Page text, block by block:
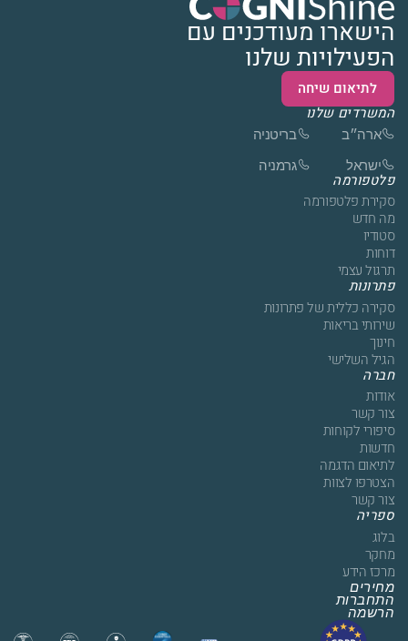
הישארו מעודכנים עם
הפעילויות שלנו
לתיאום שיחה
המשרדים שלנו
ארה״ב
בריטניה
ישראל
גרמניה
פלטפורמה
סקירת פלטפורמה
מה חדש
סטודיו
דוחות
תרגול עצמי
פתרונות
סקירה כללית של פתרונות
שירותי בריאות
חינוך
הגיל השלישי
חברה
אודות
צור קשר
סיפורי לקוחות
חדשות
לתיאום הדגמה
הצטרפו לצוות
צור קשר
ספריה
בלוג
מחקר
מרכז הידע
מחירים
התחברות
הרשמה